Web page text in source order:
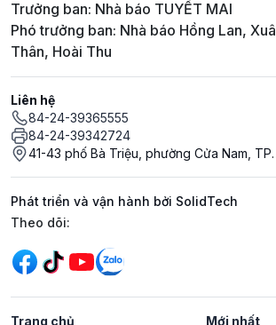
Trưởng ban: Nhà báo TUYẾT MAI
Phó trưởng ban: Nhà báo Hồng Lan,
Thân, Hoài Thu
Liên hệ
84-24-39365555
84-24-39342724
41-43 phố Bà Triệu, phường Cửa Nam, TP.
Phát triển và vận hành bởi SolidTech
Mạng xã hội
Theo dõi:
Trang chủ Mới nhất